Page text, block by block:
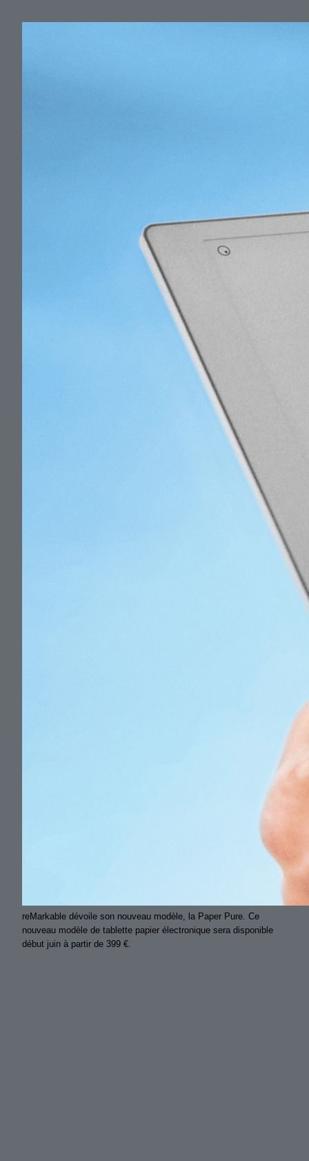
reMarkable dévoile son nouveau modèle, la Paper Pure. Ce
nouveau modèle de tablette papier électronique sera disponible
début juin à partir de 399 €.